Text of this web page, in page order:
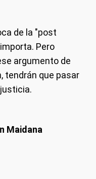
de la "post
Pero
argumento de
tendrán que pasar
Maidana